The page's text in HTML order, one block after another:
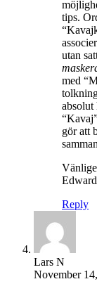
tips.
utan
med
absolut
gör att
Reply
Lars N
November